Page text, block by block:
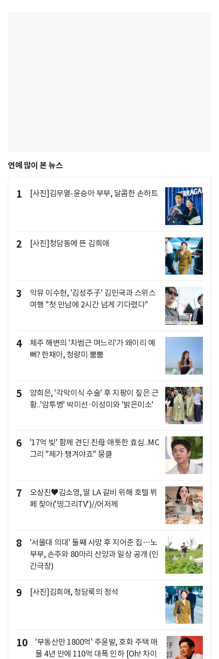
연예 많이 본 뉴스
1 [사진]김무열-윤승아 부부, 달콤한 손하트
2 [사진]청담동에 뜬 김희애
3
악뮤 이수현, '김성주子' 김민국과 스위스
여행 "첫 만남에 2시간 넘게 기다렸다"
4
제주 해변의 '차범근 며느리'가 왜이리 예
뻐? 한채아, 청량미 뿜뿜
5
양희은, '각막이식 수술' 후 지팡이 짚은 근
황..'암투병' 박미선·이성미와 '밝은미소'
6
'17억 빚' 함께 견딘 친母 애틋한 효심..MC
그리 "제가 챙겨야죠" 뭉클
7
오상진♥김소영, 딸 LA 갈비 위해 호텔 뷔
페 찾아('띵그리TV')//어저께
8
'서울대 의대' 둘째 사망 후 지어준 집…노
부부, 손주와 80마리 산양과 일상 공개 (인
간극장)
9 [사진]김희애, 청담룩의 정석
10
'부동산만 1800억' 주윤발, 호화 주택 매
물 4년 만에 110억 대폭 인하 [Oh! 차이